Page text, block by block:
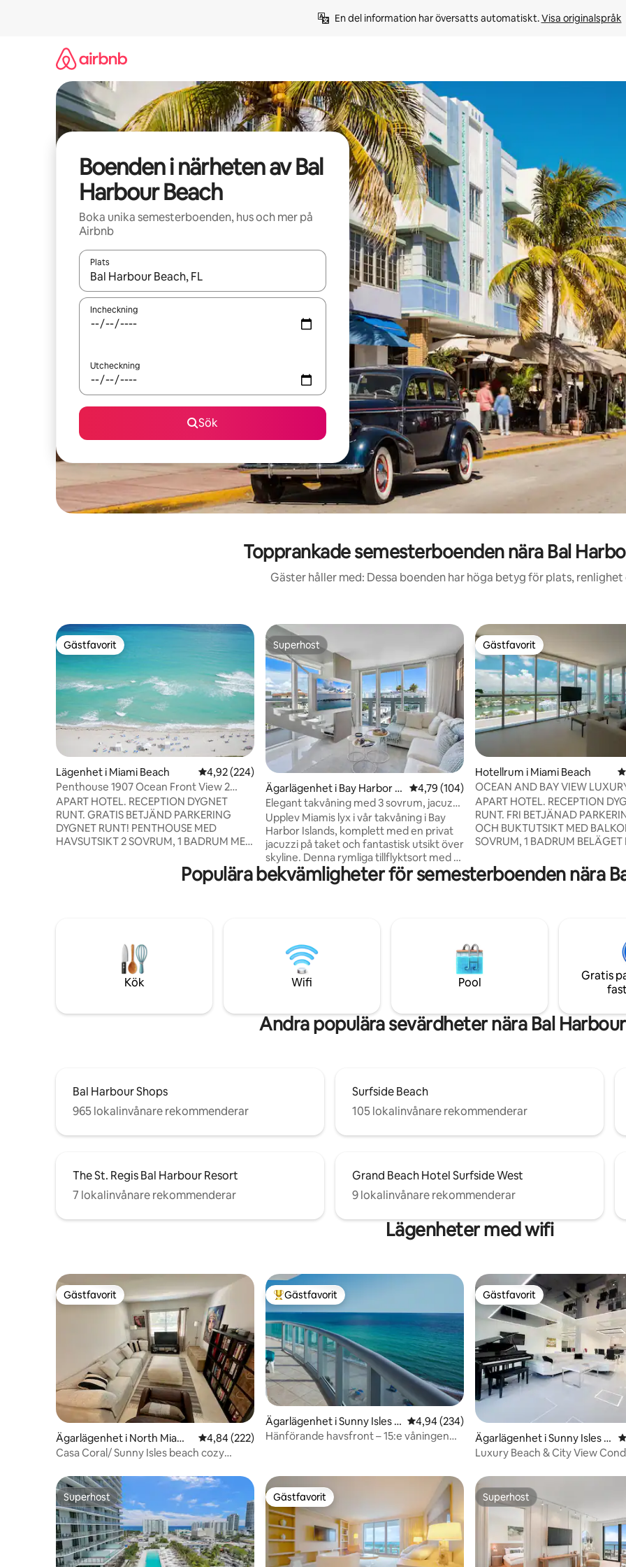
En del information har översatts automatiskt. Visa originalspråk
Boenden i närheten av Bal
Harbour Beach
Boka unika semesterboenden, hus och mer på
Airbnb
Plats
När resultaten är tillgängliga kan du navigera med upp- och nedåtpilarna eller utforska genom att trycka eller svepa.
Incheckning
Utcheckning
Sök
Topprankade semesterboenden nära Bal
Gäster håller med: Dessa boenden har höga betyg för plats, renlighet
Gästfavorit
Gästfavorit
Lägenhet i Miami Beach 4,92 av 5 i genomsnittligt betyg, 224 omdömen
4,92 (224)
Penthouse 1907 Ocean Front View 2
sovrum Monte Carlo
APART HOTEL. RECEPTION DYGNET
RUNT. GRATIS BETJÄND PARKERING
DYGNET RUNT! PENTHOUSE MED
HAVSUTSIKT 2 SOVRUM, 1 BADRUM MED
HAVSNÄRA LÄGENHETEN "MONTE
CARLO" PÅ COLLINS AVE, MIAMI BEACH.
KOMPLETT KÖK, NETFLIX, HULU, 2
POOLER, JACUZZI, GYM, ÅNGRUM,
LOUNGERUM, DIREKT TILLGÅNG TILL
STRANDEN, LOUNGESTOLAR OCH
STRANDEN! OBSERVERA ATT DET 2:A
Superhost
Superhost
Ägarlägenhet i Bay Harbor Is
lands
4,79 av 5 i genomsnittligt betyg, 104
4,79 (104)
Elegant takvåning med 3 sovrum, jacuzzi
och utsikt över bukten
Upplev Miamis lyx i vår takvåning i Bay
Harbor Islands, komplett med en privat
jacuzzi på taket och fantastisk utsikt över
skyline. Denna rymliga tillflyktsort med 3
sovrum och 3 badrum erbjuder fönster
från golv till tak, öppna vardagsrum,
Miamis främsta attraktioner. Den
ultimata blandningen av komfort och
sofistikering. Fester är absolut ej tillåtna.
Gästfavorit
Gästfavorit
Hotellrum i Miami Beach
OCEAN AND BAY VIEW
MONTE CARLO PARKING!
APART HOTEL. RECEPTION
RUNT. FRI BETJÄNAD PARKERING.
OCH BUKTUTSIKT MED
SOVRUM, 1 BADRUM BELÄGET
CARLO" PÅ COLLINS AVE,
ENHETEN HAR: WI-FI,
SIMBASSÄNGER, JACUZZI,
ÅNGBASTU, VARDAGSRUM
TILLGÅNG TILL STRANDEN,
OCH PARAPLYER
STRANDEN. WI-FI I HELA
NETFLIX, HULU.
Populära bekvämligheter för semesterboenden nära
Kök Wifi Pool
Gratis
Andra populära sevärdheter nära Bal
Bal Harbour Shops
965 lokalinvånare rekommenderar
Surfside Beach
105 lokalinvånare rekommenderar
The St. Regis Bal Harbour Resort
7 lokalinvånare rekommenderar
Grand Beach Hotel Surfside West
9 lokalinvånare rekommenderar
Lägenheter med wifi
Gästfavorit
Gästfavorit
Ägarlägenhet i North Miami
Beach
4,84 av 5 i genomsnittligt betyg, 222 omdömen
4,84 (222)
Casa Coral/ Sunny Isles beach cozy
Populär gästfavorit
Gästfavorit
Ägarlägenhet i Sunny Isles B
each
4,94 av 5 i genomsnittligt betyg, 234
4,94 (234)
Hänförande havsfront – 15:e våningen
Gästfavorit
Gästfavorit
Ägarlägenhet i Sunny Isles B
each
Luxury Beach & City View
Superhost
Superhost Gästfavorit
Gästfavorit Superhost
Superhost